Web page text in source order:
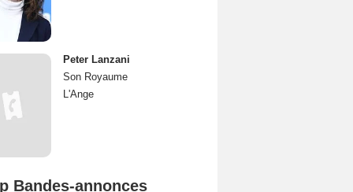
Peter Lanzani
Son Royaume
L'Ange
Bandes-annonces